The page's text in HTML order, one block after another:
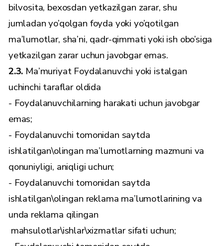
bilvosita, bexosdan yetkazilgan zarar, shu
jumladan yo’qolgan foyda yoki yo’qotilgan
ma’lumotlar, sha’ni, qadr-qimmati yoki ish obo’siga
yetkazilgan zarar uchun javobgar emas.
2.3. Ma’muriyat Foydalanuvchi yoki istalgan
uchinchi taraflar oldida
- Foydalanuvchilarning harakati uchun javobgar
emas;
- Foydalanuvchi tomonidan saytda
ishlatilgan\olingan ma’lumotlarning mazmuni va
qonuniyligi, aniqligi uchun;
- Foydalanuvchi tomonidan saytda
ishlatilgan\olingan reklama ma’lumotlarining va
unda reklama qilingan
mahsulotlar\ishlar\xizmatlar sifati uchun;